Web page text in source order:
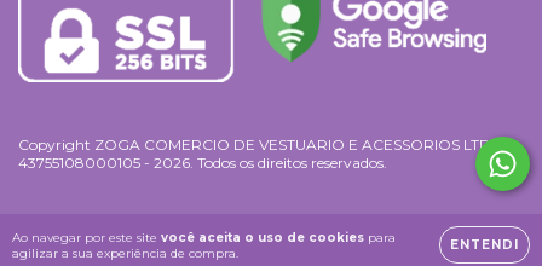
Ao navegar por este site você aceita o uso de cookies para
agilizar a sua experiência de compra.
ENTENDI
Copyright ZOGA COMERCIO DE VESTUARIO E ACESSORIOS LTDA -
43755108000105 - 2026. Todos os direitos reservados.